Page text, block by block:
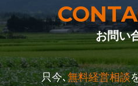
お問い
只今､無料経営相談